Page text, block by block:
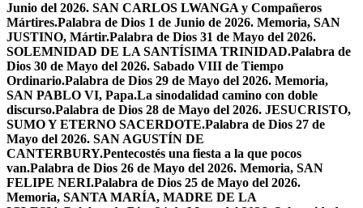
Junio del 2026. SAN CARLOS LWANGA y Compañeros
Mártires.Palabra de Dios 1 de Junio de 2026. Memoria, SAN
JUSTINO, Mártir.Palabra de Dios 31 de Mayo del 2026.
SOLEMNIDAD DE LA SANTÍSIMA TRINIDAD.Palabra de
Dios 30 de Mayo del 2026. Sabado VIII de Tiempo
Ordinario.Palabra de Dios 29 de Mayo del 2026. Memoria,
SAN PABLO VI, Papa.La sinodalidad camino con doble
discurso.Palabra de Dios 28 de Mayo del 2026. JESUCRISTO,
SUMO Y ETERNO SACERDOTE.Palabra de Dios 27 de
Mayo del 2026. SAN AGUSTÍN DE
CANTERBURY.Pentecostés una fiesta a la que pocos
van.Palabra de Dios 26 de Mayo del 2026. Memoria, SAN
FELIPE NERI.Palabra de Dios 25 de Mayo del 2026.
Memoria, SANTA MARÍA, MADRE DE LA